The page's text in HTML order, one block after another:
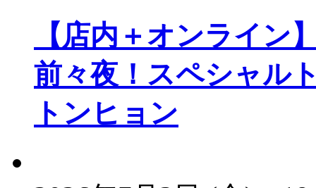
【店内＋オンライン
前々夜！スペシャル
トンヒョン